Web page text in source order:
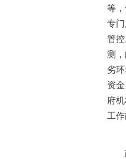
等
专
管
测
劣
资
府
工
（
政